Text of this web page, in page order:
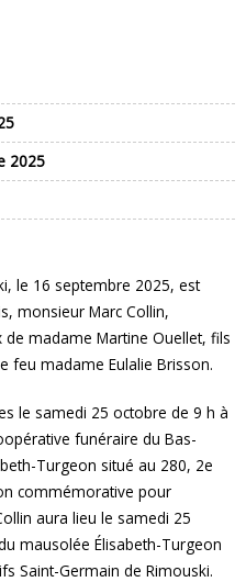
2025
le 16 septembre 2025, est
monsieur Marc Collin,
madame Martine Ouellet, fils
feu madame Eulalie Brisson.
le samedi 25 octobre de 9 h à
funéraire du Bas-
Turgeon situé au 280, 2e
commémorative pour
aura lieu le samedi 25
mausolée Élisabeth-Turgeon
Saint-Germain de Rimouski.